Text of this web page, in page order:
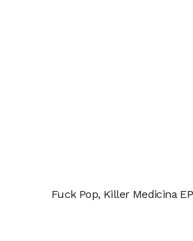
Fuck Pop, Killer Medicina EP